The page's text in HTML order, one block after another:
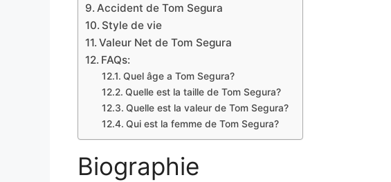
Accident de Tom Segura
Style de vie
Valeur Net de Tom Segura
FAQs:
Quel âge a Tom Segura?
Quelle est la taille de Tom Segura?
Quelle est la valeur de Tom Segura?
Qui est la femme de Tom Segura?
Biographie